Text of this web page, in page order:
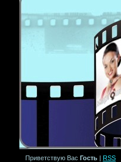
Приветствую Вас Гость | RSS